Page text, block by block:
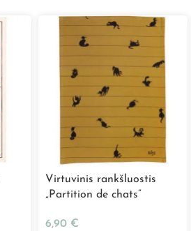
Virtuvinis rankšluostis
„Partition de chats”
6,90 €